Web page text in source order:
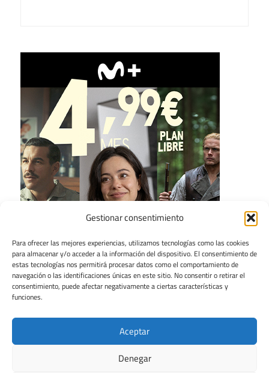
Gestionar consentimiento
Para ofrecer las mejores experiencias, utilizamos tecnologías como las cookies
para almacenar y/o acceder a la información del dispositivo. El consentimiento de
estas tecnologías nos permitirá procesar datos como el comportamiento de
navegación o las identificaciones únicas en este sitio. No consentir o retirar el
consentimiento, puede afectar negativamente a ciertas características y
funciones.
Aceptar
Denegar